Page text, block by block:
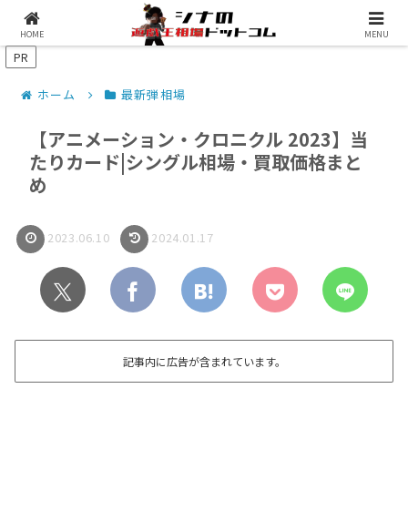
シナコムについて
PR
ホーム 最新弾相場
【アニメーション・クロニクル 2023】当
たりカード|シングル相場・買取価格まと
め
2023.06.10 2024.01.17
記事内に広告が含まれています。
HOME MENU